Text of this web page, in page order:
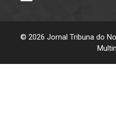
© 2026 Jornal Tribuna do